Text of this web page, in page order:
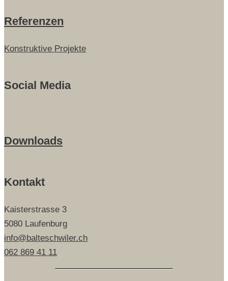
Referenzen
Konstruktive Projekte
Social Media
Downloads
Kontakt
Kaisterstrasse 3
5080 Laufenburg
info@balteschwiler.ch
062 869 41 11